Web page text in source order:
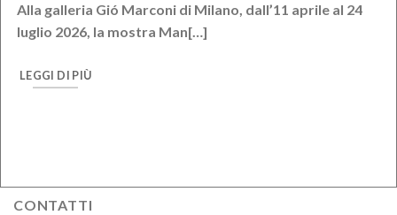
Alla galleria Gió Marconi di Milano, dall’11 aprile al 24
luglio 2026, la mostra Man[…]
LEGGI DI PIÙ
CONTATTI